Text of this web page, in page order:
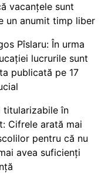
vacanțele sunt
un anumit timp liber
Pîslaru: În urma
lucrurile sunt
publicată pe 17
titularizabile în
Cifrele arată mai
pentru că nu
avea suficienți